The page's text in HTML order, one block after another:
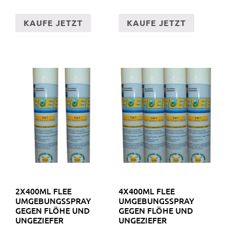
KAUFE JETZT KAUFE JETZT
2X400ML FLEE
UMGEBUNGSSPRAY
GEGEN FLÖHE UND
UNGEZIEFER
4X400ML FLEE
UMGEBUNGSSPRAY
GEGEN FLÖHE UND
UNGEZIEFER